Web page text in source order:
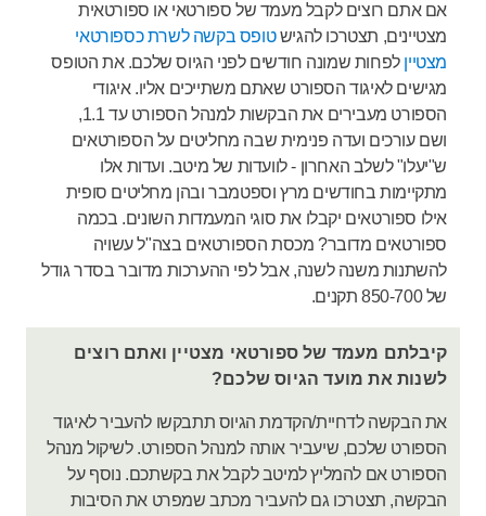
אם אתם רוצים לקבל מעמד של ספורטאי או ספורטאית
מצטיינים, תצטרכו להגישטופס בקשה לשרת כספורטאי
מצטיין לפחות שמונה חודשים לפני הגיוס שלכם. את הטופס
מגישים לאיגוד הספורט שאתם משתייכים אליו. איגודי
הספורט מעבירים את הבקשות למנהל הספורט עד 1.1,
ושם עורכים ועדה פנימית שבה מחליטים על הספורטאים
ש"יעלו" לשלב האחרון - לוועדות של מיטב. ועדות אלו
מתקיימות בחודשים מרץ וספטמבר ובהן מחליטים סופית
אילו ספורטאים יקבלו את סוגי המעמדות השונים. בכמה
ספורטאים מדובר? מכסת הספורטאים בצה"ל עשויה
להשתנות משנה לשנה, אבל לפי ההערכות מדובר בסדר גודל
של 850-700 תקנים.
קיבלתם מעמד של ספורטאי מצטיין ואתם רוצים
לשנות את מועד הגיוס שלכם?
את הבקשה לדחיית/הקדמת הגיוס תתבקשו להעביר לאיגוד
הספורט שלכם, שיעביר אותה למנהל הספורט. לשיקול מנהל
הספורט אם להמליץ למיטב לקבל את בקשתכם. נוסף על
הבקשה, תצטרכו גם להעביר מכתב שמפרט את הסיבות